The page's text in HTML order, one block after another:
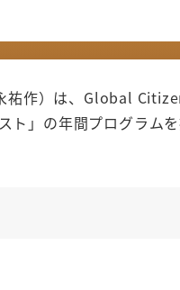
作）は、Global
」の年間プログラムを